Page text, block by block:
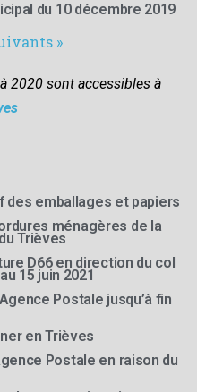
du 10 décembre 2019
»
2020 sont accessibles à
des emballages et papiers
ménagères de la
Trièves
D66 en direction du col
15 juin 2021
Postale jusqu’à fin
en Trièves
Postale en raison du